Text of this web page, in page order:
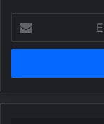
posta
adresinizi